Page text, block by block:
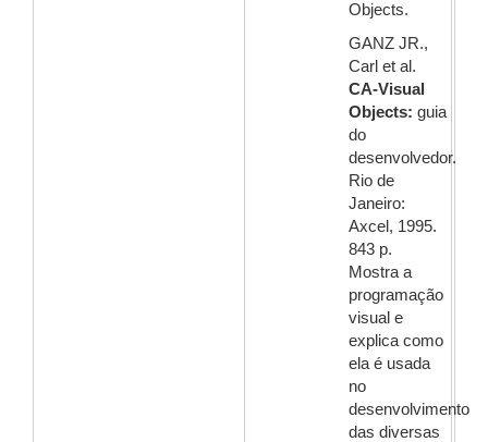
Objects.
GANZ JR.,
Carl et al.
CA-Visual
Objects: guia
do
desenvolvedor.
Rio de
Janeiro:
Axcel, 1995.
843 p.
Mostra a
programação
visual e
explica como
ela é usada
no
desenvolvimento
das diversas